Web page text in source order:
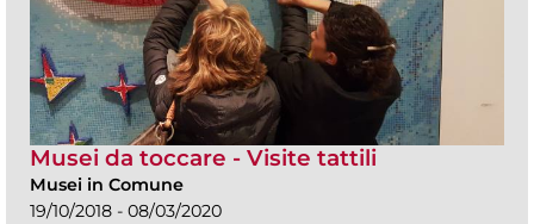
Musei da toccare - Visite tattili
Musei in Comune
19/10/2018 - 08/03/2020